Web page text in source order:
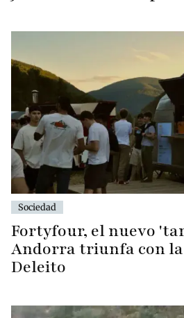
Sociedad
Fortyfour, el nuevo
Andorra triunfa con
Deleito